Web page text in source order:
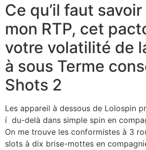
Ce qu’il faut
mon RTP, cet
votre volatilité de
à sous Terme
Shots 2
Les appareil à dessous de Lolospin
í du-delà dans simple spin en
On me trouve les conformistes à 3
slots à dix brise-mottes en